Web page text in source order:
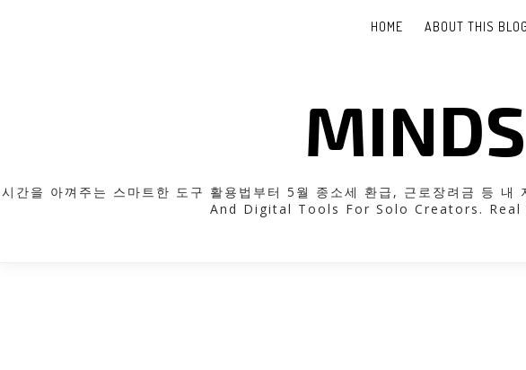
HOME ABOUT THIS BLOG
시간을 아껴주는 스마트한 도구 활용법부터 5월 종소세 환급, 근로장려금 등
And Digital Tools For Solo Creators.